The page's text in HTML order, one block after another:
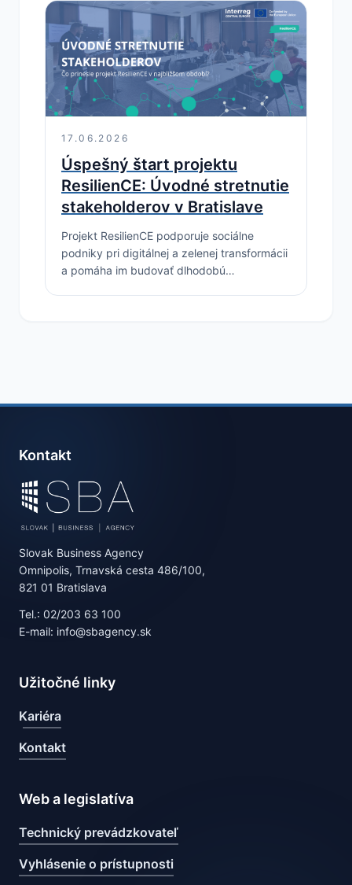
nadnárodnej spolupráce sa projekt…
17.06.2026
Úspešný štart projektu
ResilienCE: Úvodné stretnutie
stakeholderov v Bratislave
Projekt ResilienCE podporuje sociálne
podniky pri digitálnej a zelenej transformácii
a pomáha im budovať dlhodobú
Kontakt
Slovak Business Agency
Omnipolis, Trnavská cesta 486/100,
821 01 Bratislava
Tel.: 02/203 63 100
E-mail: info@sbagency.sk
Užitočné linky
Kariéra
Kontakt
Web a legislatíva
Technický prevádzkovateľ
Vyhlásenie o prístupnosti